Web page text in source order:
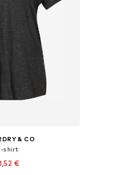
& CO
shirt
€